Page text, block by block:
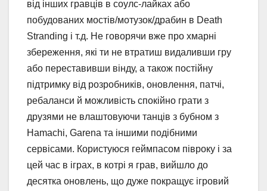
від інших гравців в соулс-лайках або
побудованих мостів/мотузок/драбин в Death
Stranding і т.д. Не говорячи вже про хмарні
збереження, які ти не втратиш видаливши гру
або переставивши вінду, а також постійну
підтримку від розробників, оновлення, патчі,
ребаланси й можливість спокійно грати з
друзями не влаштовуючи танців з бубном з
Hamachi, Garena та іншими подібними
сервісами. Користуюся геймпасом півроку і за
цей час в іграх, в котрі я грав, вийшло до
десятка оновлень, що дуже покращує ігровий